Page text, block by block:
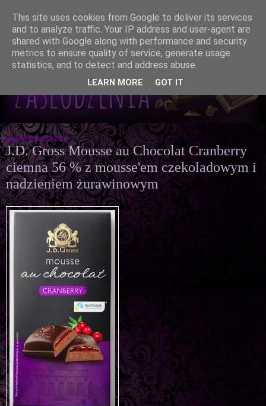
piątek, 10 lipca 2020
J.D. Gross Mousse au Chocolat Cranberry
ciemna 56 % z mousse'em czekoladowym i
nadzieniem żurawinowym
This site uses cookies from Google to deliver its services
and to analyze traffic. Your IP address and user-agent are
shared with Google along with performance and security
metrics to ensure quality of service, generate usage
statistics, and to detect and address abuse.
LEARN MORE GOT IT